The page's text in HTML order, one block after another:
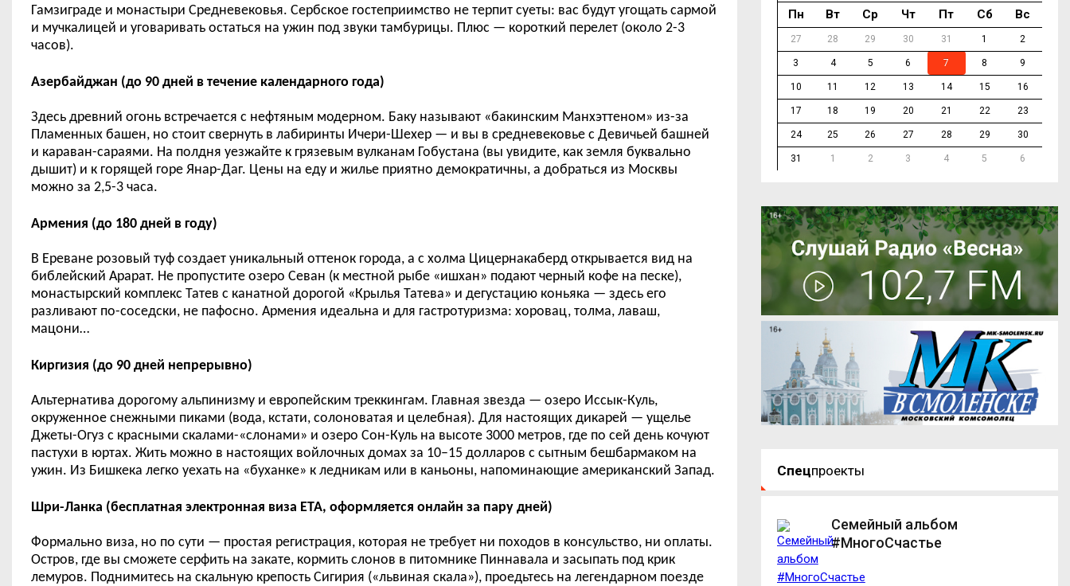
Гамзиграде и монастыри Средневековья. Сербское гостеприимство не терпит суеты: вас будут угощать сармой
и мучкалицей и уговаривать остаться на ужин под звуки тамбурицы. Плюс — короткий перелет (около 2-3
часов).
Азербайджан (до 90 дней в течение календарного года)
Здесь древний огонь встречается с нефтяным модерном. Баку называют «бакинским Манхэттеном» из-за
Пламенных башен, но стоит свернуть в лабиринты Ичери-Шехер — и вы в средневековье с Девичьей башней
и караван-сараями. На полдня уезжайте к грязевым вулканам Гобустана (вы увидите, как земля буквально
дышит) и к горящей горе Янар-Даг. Цены на еду и жилье приятно демократичны, а добраться из Москвы
можно за 2,5-3 часа.
Армения (до 180 дней в году)
В Ереване розовый туф создает уникальный оттенок города, а с холма Цицернакаберд открывается вид на
библейский Арарат. Не пропустите озеро Севан (к местной рыбе «ишхан» подают черный кофе на песке),
монастырский комплекс Татев с канатной дорогой «Крылья Татева» и дегустацию коньяка — здесь его
разливают по-соседски, не пафосно. Армения идеальна и для гастротуризма: хоровац, толма, лаваш,
мацони…
Киргизия (до 90 дней непрерывно)
Альтернатива дорогому альпинизму и европейским треккингам. Главная звезда — озеро Иссык-Куль,
окруженное снежными пиками (вода, кстати, солоноватая и целебная). Для настоящих дикарей — ущелье
Джеты-Огуз с красными скалами-«слонами» и озеро Сон-Куль на высоте 3000 метров, где по сей день кочуют
пастухи в юртах. Жить можно в настоящих войлочных домах за 10–15 долларов с сытным бешбармаком на
ужин. Из Бишкека легко уехать на «буханке» к ледникам или в каньоны, напоминающие американский Запад.
Шри-Ланка (бесплатная электронная виза ETA, оформляется онлайн за пару дней)
Формально виза, но по сути — простая регистрация, которая не требует ни походов в консульство, ни оплаты.
Остров, где вы сможете серфить на закате, кормить слонов в питомнике Пиннавала и засыпать под крик
лемуров. Поднимитесь на скальную крепость Сигирия («львиная скала»), проедьтесь на легендарном поезде
Пн
Вт Ср Чт Пт Сб Вс
27 28 29 30 31 1 2
3 4 5 6 7 8 9
10 11 12 13 14 15 16
17 18 19 20 21 22 23
24 25 26 27 28 29 30
31 1 2 3 4 5 6
Спецпроекты
Семейный альбом
#МногоСчастье